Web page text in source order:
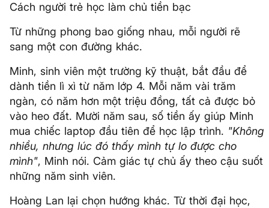
Cách người trẻ học làm chủ tiền bạc
Từ những phong bao giống nhau, mỗi người rẽ
sang một con đường khác.
Minh, sinh viên một trường kỹ thuật, bắt đầu để
dành tiền lì xì từ năm lớp 4. Mỗi năm vài trăm
ngàn, có năm hơn một triệu đồng, tất cả được bỏ
vào heo đất. Mười năm sau, số tiền ấy giúp Minh
mua chiếc laptop đầu tiên để học lập trình. "Không
nhiều, nhưng lúc đó thấy mình tự lo được cho
mình", Minh nói. Cảm giác tự chủ ấy theo cậu suốt
những năm sinh viên.
Hoàng Lan lại chọn hướng khác. Từ thời đại học,